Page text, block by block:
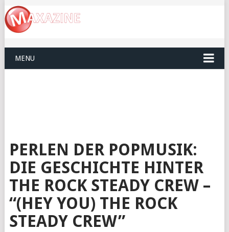
MENU
PERLEN DER POPMUSIK:
DIE GESCHICHTE HINTER
THE ROCK STEADY CREW –
“(HEY YOU) THE ROCK
STEADY CREW”